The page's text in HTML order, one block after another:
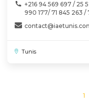
+216 94 569 697 / 25
990 177/ 71 845 263 /
Tunis
1